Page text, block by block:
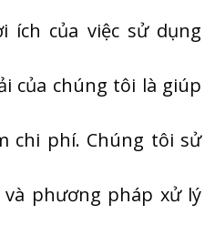
ích của việc sử dụng
của chúng tôi là giúp
chi phí. Chúng tôi sử
và phương pháp xử lý